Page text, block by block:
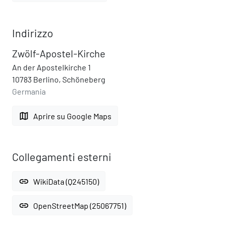
Indirizzo
Zwölf-Apostel-Kirche
An der Apostelkirche 1
10783 Berlino, Schöneberg
Germania
map Aprire su Google Maps
Collegamenti esterni
link WikiData (Q245150)
link OpenStreetMap (25067751)